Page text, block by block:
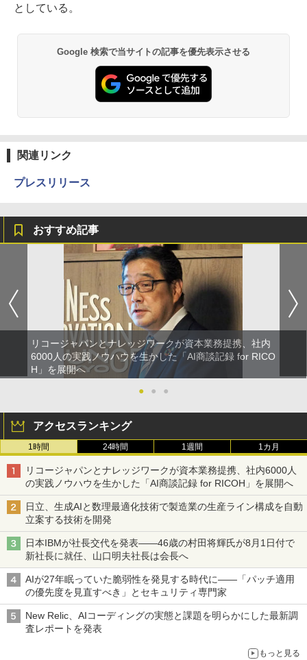
としている。
Google 検索で当サイトの記事を優先表示させる
関連リンク
プレスリリース
おすすめ記事
リコージャパンとナレッジワークが資本業務提携、社内
6000人の実践ノウハウを生かした「AI商談記録 for RICO
H」を展開へ
●
● ●
アクセスランキング
1時間 24時間 1週間 1カ月
リコージャパンとナレッジワークが資本業務提携、社内6000人
の実践ノウハウを生かした「AI商談記録 for RICOH」を展開へ
日立、生成AIと数理最適化技術で製造業の生産ライン構成を自動
立案する技術を開発
日本IBMが社長交代を発表――46歳の村田将輝氏が8月1日付で
新社長に就任、山口明夫社長は会長へ
AIが27年眠っていた脆弱性を発見する時代に――「パッチ適用
の優先度を見直すべき」とセキュリティ専門家
New Relic、AIコーディングの実態と課題を明らかにした最新調
査レポートを発表
もっと見る